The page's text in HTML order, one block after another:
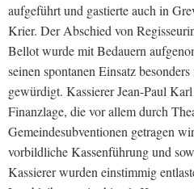
aufgeführt und gastierte auch in
Krier. Der Abschied von
Bellot wurde mit Bedauern
seinen spontanen Einsatz
gewürdigt. Kassierer Jean-Paul
Finanzlage, die vor allem durch
Gemeindesubventionen getragen
vorbildliche Kassenführung und
Kassierer wurden einstimmig